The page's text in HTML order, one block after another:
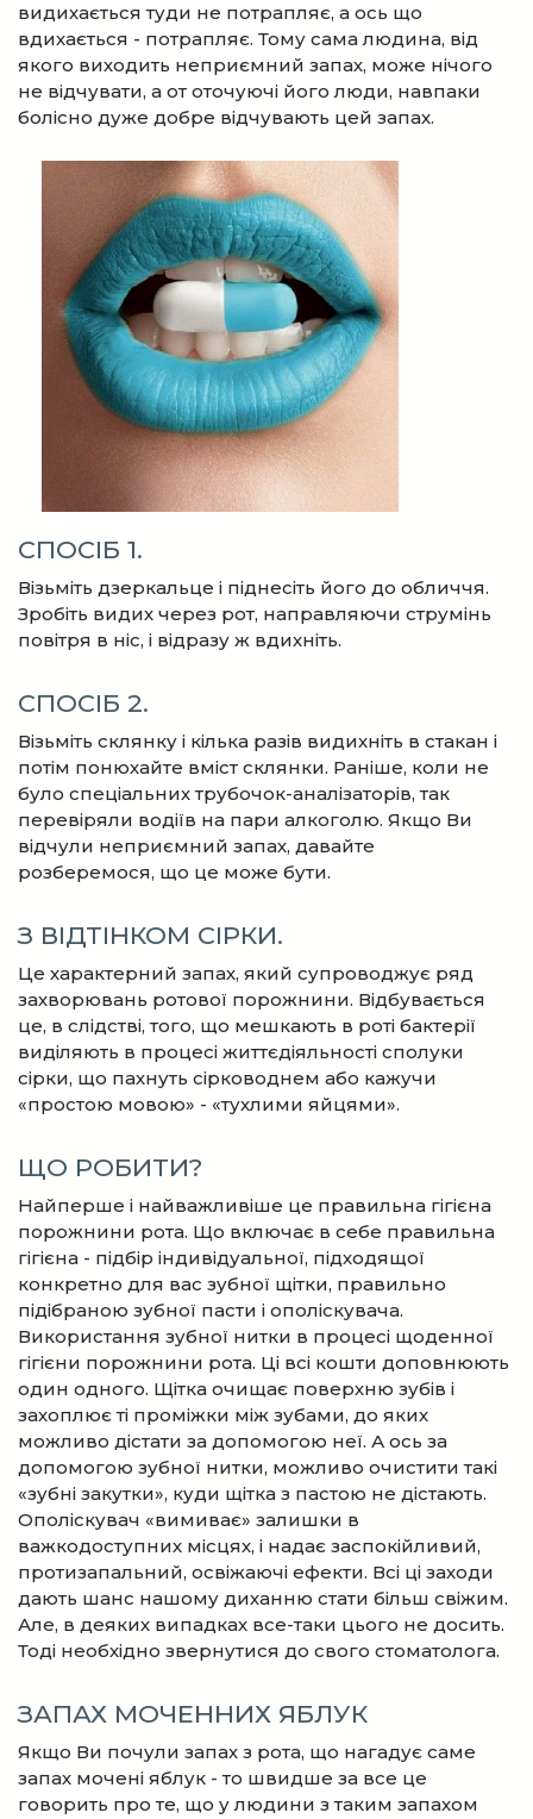
видихається туди не потрапляє, а ось що
вдихається - потрапляє. Тому сама людина, від
якого виходить неприємний запах, може нічого
не відчувати, а от оточуючі його люди, навпаки
болісно дуже добре відчувають цей запах.
СПОСІБ 1.
Візьміть дзеркальце і піднесіть його до обличчя.
Зробіть видих через рот, направляючи струмінь
повітря в ніс, і відразу ж вдихніть.
СПОСІБ 2.
Візьміть склянку і кілька разів видихніть в стакан і
потім понюхайте вміст склянки. Раніше, коли не
було спеціальних трубочок-аналізаторів, так
перевіряли водіїв на пари алкоголю. Якщо Ви
відчули неприємний запах, давайте
розберемося, що це може бути.
З ВІДТІНКОМ СІРКИ.
Це характерний запах, який супроводжує ряд
захворювань ротової порожнини. Відбувається
це, в слідстві, того, що мешкають в роті бактерії
виділяють в процесі життєдіяльності сполуки
сірки, що пахнуть сірководнем або кажучи
«простою мовою» - «тухлими яйцями».
ЩО РОБИТИ?
Найперше і найважливіше це правильна гігієна
порожнини рота. Що включає в себе правильна
гігієна - підбір індивідуальної, підходящої
конкретно для вас зубної щітки, правильно
підібраною зубної пасти і ополіскувача.
Використання зубної нитки в процесі щоденної
гігієни порожнини рота. Ці всі кошти доповнюють
один одного. Щітка очищає поверхню зубів і
захоплює ті проміжки між зубами, до яких
можливо дістати за допомогою неї. А ось за
допомогою зубної нитки, можливо очистити такі
«зубні закутки», куди щітка з пастою не дістають.
Ополіскувач «вимиває» залишки в
важкодоступних місцях, і надає заспокійливий,
протизапальний, освіжаючі ефекти. Всі ці заходи
дають шанс нашому диханню стати більш свіжим.
Але, в деяких випадках все-таки цього не досить.
Тоді необхідно звернутися до свого стоматолога.
ЗАПАХ МОЧЕННИХ ЯБЛУК
Якщо Ви почули запах з рота, що нагадує саме
запах мочені яблук - то швидше за все це
говорить про те, що у людини з таким запахом